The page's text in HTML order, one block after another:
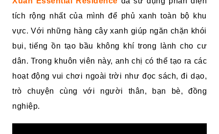
tích rộng nhất của mình để phủ xanh toàn bộ khu
vực. Với những hàng cây xanh giúp ngăn chặn khói
bụi, tiếng ồn tạo bầu không khí trong lành cho cư
dân. Trong khuôn viên này, anh chị có thể tạo ra các
hoạt động vui chơi ngoài trời nhưđọc sách, đi dạo,
trò chuyện cùng với người thân,
bạn bè, đồng
nghiệp.